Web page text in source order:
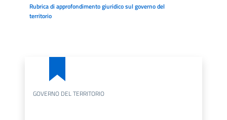
Rubrica di approfondimento giuridico sul governo del
territorio
GOVERNO DEL TERRITORIO